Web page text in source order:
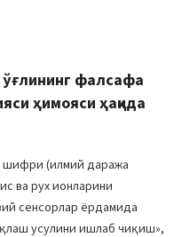
фалсафа
ҳимояси ҳақида
шифри (илмий даража
ва рух ионларини
сенсорлар ёрдамида
усулини ишлаб чиқиш»,